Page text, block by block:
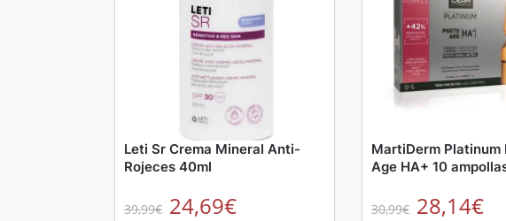
Leti Sr Crema Mineral Anti-
Rojeces 40ml
39,99€ 24,69€
MartiDerm Platinum
Age HA+ 10
30,99€ 28,14€